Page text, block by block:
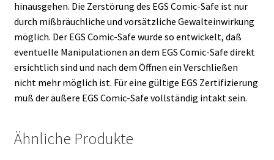
hinausgehen. Die Zerstörung des EGS Comic-Safe ist nur
durch mißbräuchliche und vorsätzliche Gewalteinwirkung
möglich. Der EGS Comic-Safe wurde so entwickelt, daß
eventuelle Manipulationen an dem EGS Comic-Safe direkt
ersichtlich sind und nach dem Öffnen ein Verschließen
nicht mehr möglich ist. Für eine gültige EGS Zertifizierung
muß der äußere EGS Comic-Safe vollständig intakt sein.
Ähnliche Produkte